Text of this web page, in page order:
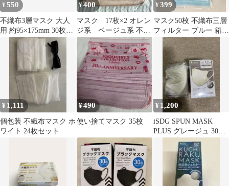
¥550
不織布3層マスク 大人
用 約95×175mm 30枚セ
¥400
マスク 17枚×2 オレン
ジ系 ベージュ系 不織
布マスク 2パックセッ
ト 未使用
¥399
マスク50枚 不織布三層
フィルター ブルー 箱無
コスパが高い 最適素材
¥ 1,111
個包装 不織布マスク ホ
ワイト 24枚セット
¥490
使い捨てマスク 35枚
¥ 1,200
iSDG SPUN MASK
PLUS グレージュ 30枚